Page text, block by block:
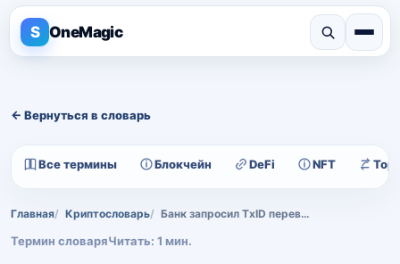
S OneMagic
← Вернуться в словарь
Все термины Блокчейн DeFi NFT
Главная Криптословарь Банк запросил TxID перевода
Термин словаряЧитать: 1 мин.